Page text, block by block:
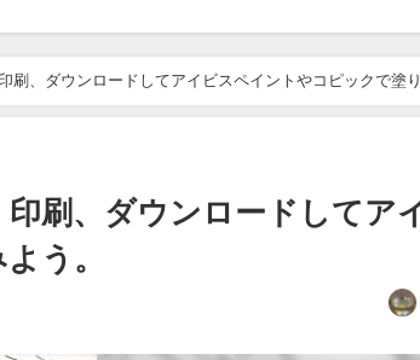
刷、ダウンロードしてアイビスペイントやコピックで塗り
刷、ダウンロードしてア
う。